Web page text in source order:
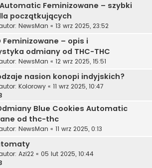
Feminizowane – szybki
początkujących
NewsMan « 13 wrz 2025, 23:52
Feminizowane – opis i
odmiany od THC-THC
NewsMan « 12 wrz 2025, 15:51
nasion konopi indyjskich?
Kolorowy « 11 wrz 2025, 10:47
Blue Cookies Automatic
od thc-thc
NewsMan « 11 wrz 2025, 0:13
Azi22 « 05 lut 2025, 10:44